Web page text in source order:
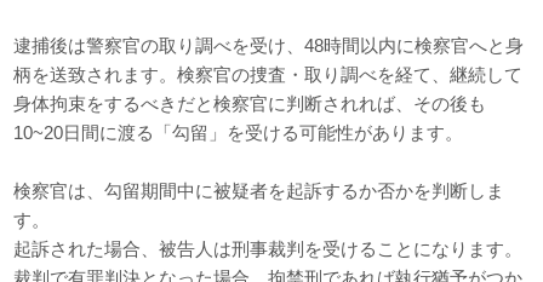
逮捕後は警察官の取り調べを受け、48時間以内に検察官へと身
柄を送致されます。検察官の捜査・取り調べを経て、継続して
身体拘束をするべきだと検察官に判断されれば、その後も
10~20日間に渡る「勾留」を受ける可能性があります。
検察官は、勾留期間中に被疑者を起訴するか否かを判断しま
す。
起訴された場合、被告人は刑事裁判を受けることになります。
裁判で有罪判決となった場合、拘禁刑であれば執行猶予がつか